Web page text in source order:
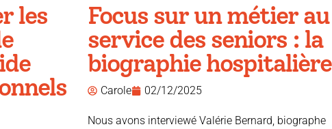
les
Focus sur un métier au
service des seniors : la
biographie hospitalière
Carole 02/12/2025
Nous avons interviewé Valérie Bernard, biographe